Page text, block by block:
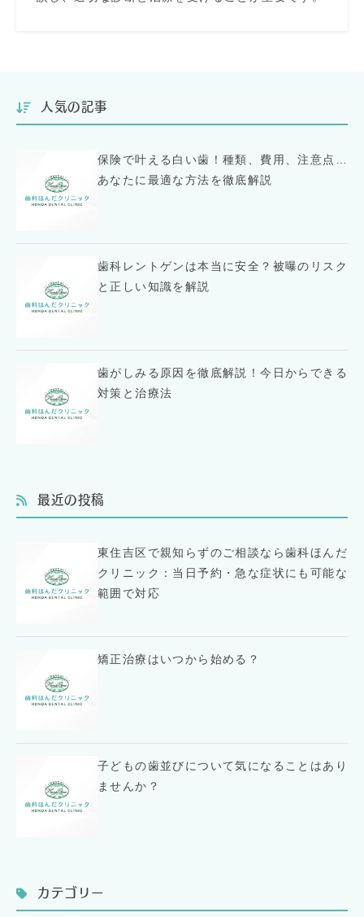
人気の記事
保険で叶える白い歯！種類、費用、注意点…
あなたに最適な方法を徹底解説
歯科レントゲンは本当に安全？被曝のリスク
と正しい知識を解説
歯がしみる原因を徹底解説！今日からできる
対策と治療法
最近の投稿
東住吉区で親知らずのご相談なら歯科ほんだ
クリニック：当日予約・急な症状にも可能な
範囲で対応
矯正治療はいつから始める？
子どもの歯並びについて気になることはあり
ませんか？
カテゴリー